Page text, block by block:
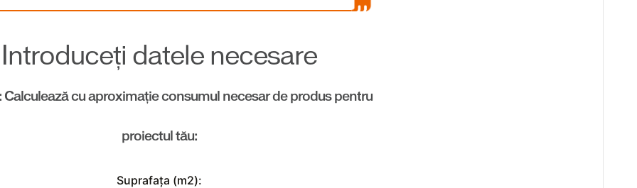
Introduceți datele necesare
Calculează cu aproximație consumul necesar de produs pentru
proiectul tău:
Suprafaţa (m2):